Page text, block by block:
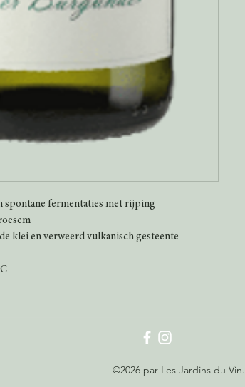
spontane fermentaties met rijping
klei en verweerd vulkanisch gesteente
©2026 par Les Jardins du Vin.